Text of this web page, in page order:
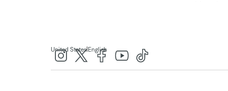
United States| English